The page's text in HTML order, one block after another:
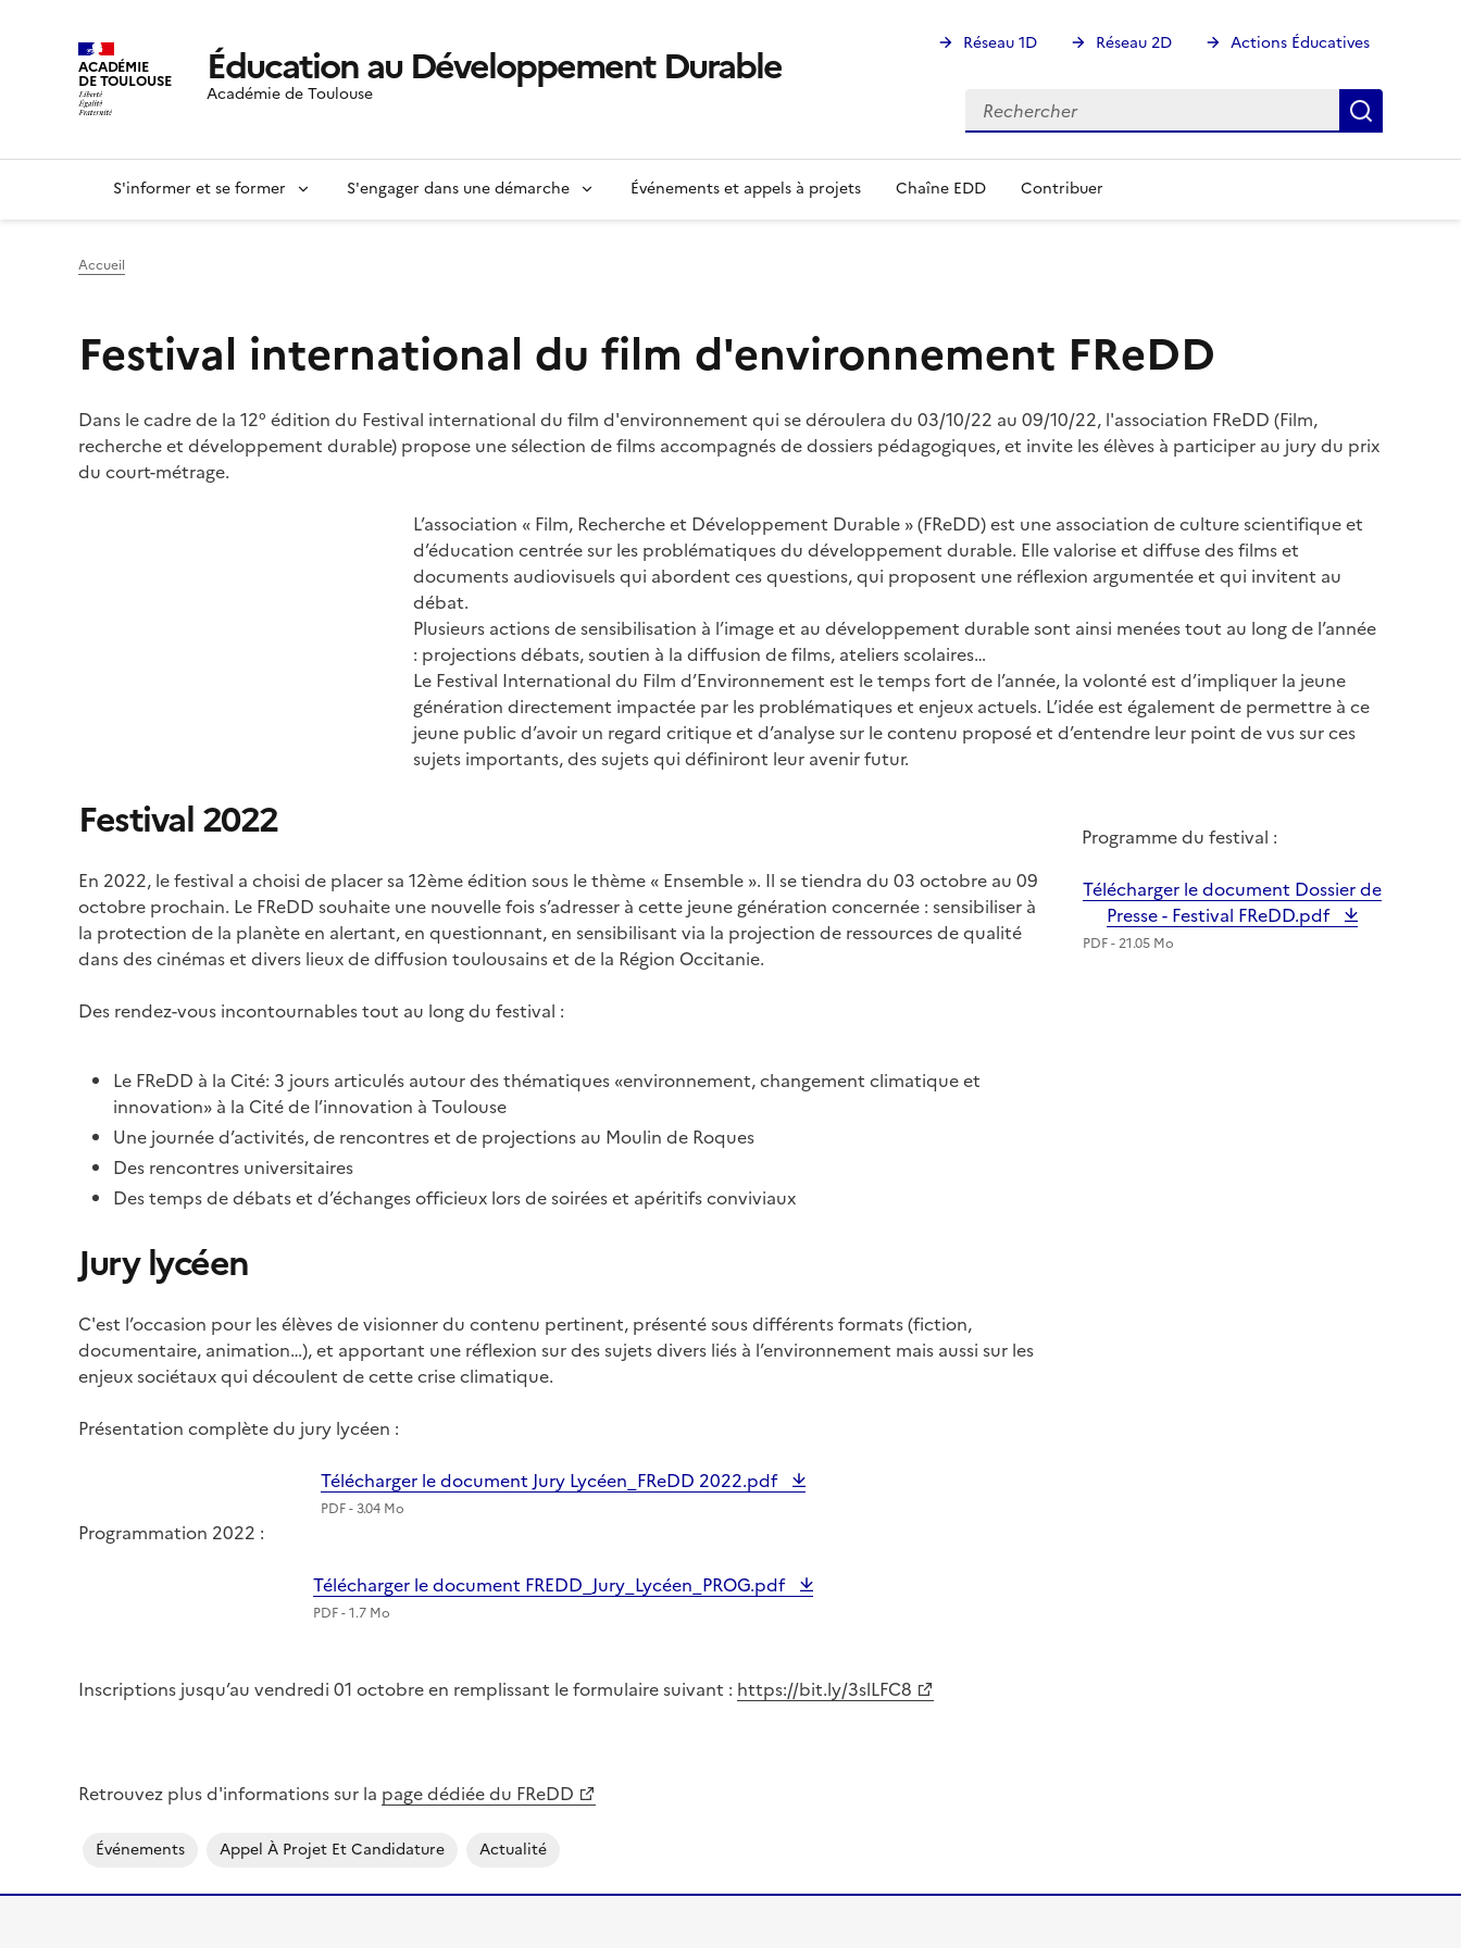
ACADÉMIE
DE TOULOUSE Éducation au Développement Durable
Académie de Toulouse
Réseau 1D Réseau 2D Actions Éducatives
Rechercher
Rechercher
S'informer et se former S'engager dans une démarche Événements et appels à projets Chaîne EDD Contribuer
Accueil
Festival international du film d'environnement FReDD
Dans le cadre de la 12° édition du Festival international du film d'environnement qui se déroulera du 03/10/22 au 09/10/22, l'association FReDD (Film,
recherche et développement durable) propose une sélection de films accompagnés de dossiers pédagogiques, et invite les élèves à participer au jury du prix
du court-métrage.
L’association « Film, Recherche et Développement Durable » (FReDD) est une association de culture scientifique et
d’éducation centrée sur les problématiques du développement durable. Elle valorise et diffuse des films et
documents audiovisuels qui abordent ces questions, qui proposent une réflexion argumentée et qui invitent au
débat.
Plusieurs actions de sensibilisation à l’image et au développement durable sont ainsi menées tout au long de l’année
: projections débats, soutien à la diffusion de films, ateliers scolaires…
Le Festival International du Film d’Environnement est le temps fort de l’année, la volonté est d’impliquer la jeune
génération directement impactée par les problématiques et enjeux actuels. L’idée est également de permettre à ce
jeune public d’avoir un regard critique et d’analyse sur le contenu proposé et d’entendre leur point de vus sur ces
sujets importants, des sujets qui définiront leur avenir futur.
Festival 2022
En 2022, le festival a choisi de placer sa 12ème édition sous le thème « Ensemble ». Il se tiendra du 03 octobre au 09
octobre prochain. Le FReDD souhaite une nouvelle fois s’adresser à cette jeune génération concernée : sensibiliser à
la protection de la planète en alertant, en questionnant, en sensibilisant via la projection de ressources de qualité
dans des cinémas et divers lieux de diffusion toulousains et de la Région Occitanie.
Des rendez-vous incontournables tout au long du festival :
Le FReDD à la Cité: 3 jours articulés autour des thématiques «environnement, changement climatique et
innovation» à la Cité de l’innovation à Toulouse
Une journée d’activités, de rencontres et de projections au Moulin de Roques
Des rencontres universitaires
Des temps de débats et d’échanges officieux lors de soirées et apéritifs conviviaux
Programme du festival :
Télécharger le document Dossier de
Presse - Festival FReDD.pdf
PDF - 21.05 Mo
Jury lycéen
C'est l’occasion pour les élèves de visionner du contenu pertinent, présenté sous différents formats (fiction,
documentaire, animation…), et apportant une réflexion sur des sujets divers liés à l’environnement mais aussi sur les
enjeux sociétaux qui découlent de cette crise climatique.
Présentation complète du jury lycéen :
Télécharger le document Jury Lycéen_FReDD 2022.pdf
PDF - 3.04 Mo
Programmation 2022 :
Télécharger le document FREDD_Jury_Lycéen_PROG.pdf
PDF - 1.7 Mo
Inscriptions jusqu’au vendredi 01 octobre en remplissant le formulaire suivant : https://bit.ly/3slLFC8
Retrouvez plus d'informations sur la page dédiée du FReDD
Événements Appel À Projet Et Candidature Actualité